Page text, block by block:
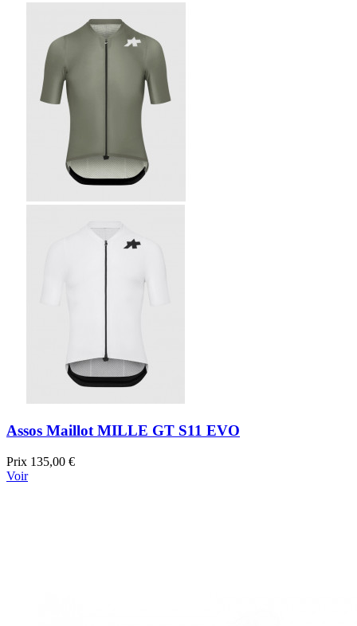
Assos Maillot MILLE GT S11 EVO
Prix 135,00 €
Voir